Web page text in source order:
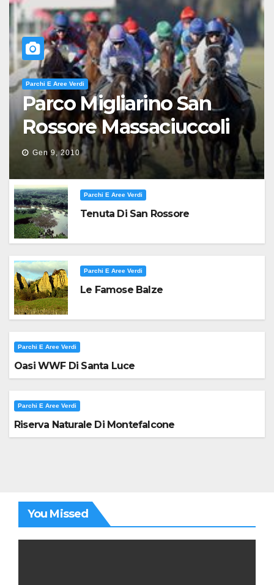
Parchi E Aree Verdi
Parco Migliarino San
Rossore Massaciuccoli
Gen 9, 2010
Parchi E Aree Verdi
Tenuta Di San Rossore
Parchi E Aree Verdi
Le Famose Balze
Parchi E Aree Verdi
Oasi WWF Di Santa Luce
Parchi E Aree Verdi
Riserva Naturale Di Montefalcone
You Missed